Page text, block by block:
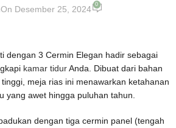
On Desember 25, 2024 0
dengan 3 Cermin Elegan hadir sebagai
kamar tidurAnda. Dibuat dari bahan
meja rias ini menawarkan ketahanan
yang awet hingga puluhan tahun.
dengan tiga cermin panel (tengah